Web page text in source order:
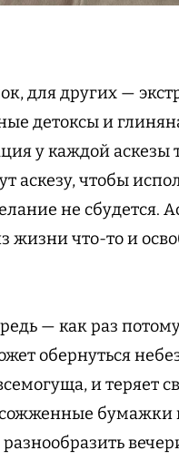
для других —
детоксы и
у каждой аскезы
аскезу, чтобы
не сбудется.
жизни что-то и
— как раз
обернуться
и теряет
сожженные бумажки